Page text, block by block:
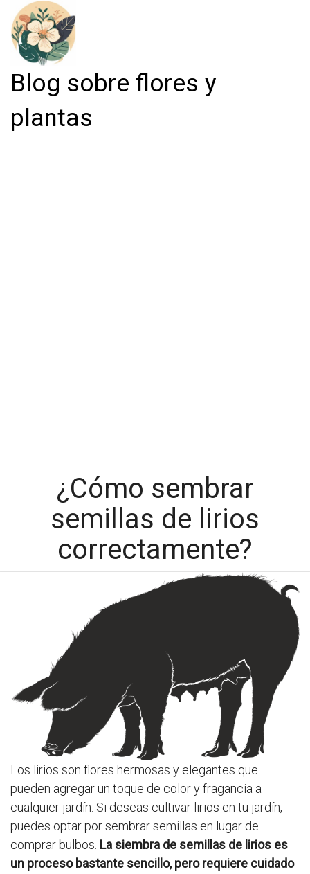
Blog sobre flores y
plantas
¿Cómo sembrar
semillas de lirios
correctamente?
Los lirios son flores hermosas y elegantes que
pueden agregar un toque de color y fragancia a
cualquier jardín. Si deseas cultivar lirios en tu jardín,
puedes optar por sembrar semillas en lugar de
comprar bulbos. La siembra de semillas de lirios es
un proceso bastante sencillo, pero requiere cuidado